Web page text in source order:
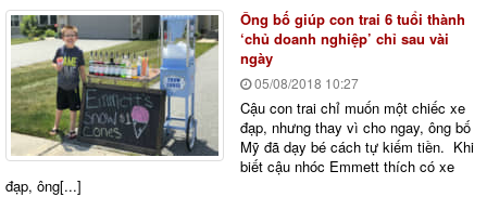
Ông bố giúp con trai 6 tuổi thành
‘chủ doanh nghiệp’ chỉ sau vài
ngày
05/08/2018 10:27
Cậu con trai chỉ muốn một chiếc xe
đạp, nhưng thay vì cho ngay, ông bố
Mỹ đã dạy bé cách tự kiếm tiền. Khi
biết cậu nhóc Emmett thích có xe
đạp, ông[...]